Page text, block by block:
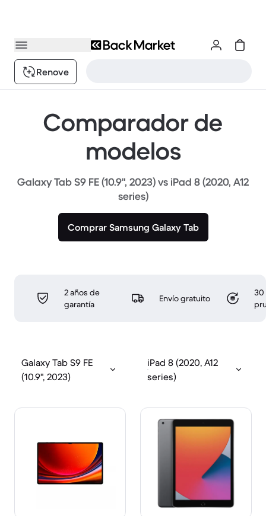
Renove
Comparador de
modelos
Galaxy Tab S9 FE (10.9", 2023) vs iPad 8 (2020, A12
series)
Comprar Samsung Galaxy Tab
2 años de
garantía
Envío gratuito
30
Galaxy Tab S9 FE
(10.9", 2023)
iPad 8 (2020, A12
series)